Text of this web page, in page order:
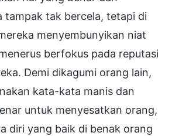
tampak tak bercela, tetapi di
menyembunyikan niat
berfokus pada reputasi
Demi dikagumi orang lain,
kata-kata manis dan
untuk menyesatkan orang,
diri yang baik di benak orang